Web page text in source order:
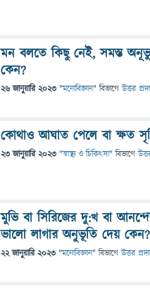
মন বলতে কিছু নেই, সমস্ত
কেন?
26 জানুয়ারি 2023 "মনোবিজ্ঞান" বিভাগে উত্তর
কোথাও আঘাত পেলে বা ক্ষত
23 জানুয়ারি 2023 "স্বাস্থ্য ও চিকিৎসা" বিভাগে
মুভি বা সিরিজের দু:খ বা
ভালো লাগার অনুভূতি দেয় কেন?
22 জানুয়ারি 2023 "মনোবিজ্ঞান" বিভাগে উত্তর